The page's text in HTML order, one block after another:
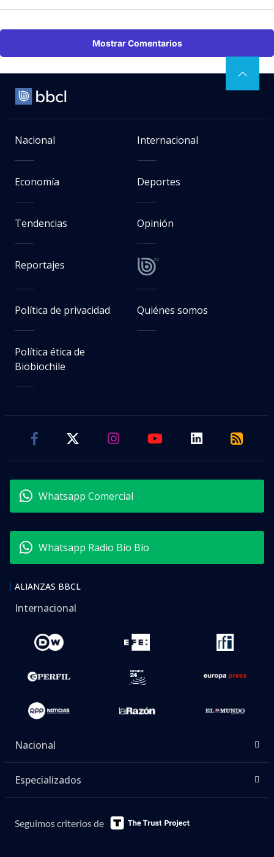
Mostrar Comentarios
Nacional Internacional
Economía Deportes
Tendencias Opinión
Reportajes
Política de privacidad Quiénes somos
Política ética de
Biobiochile
Whatsapp Comercial
Whatsapp Radio Bío Bío
ALIANZAS BBCL
Internacional
Nacional
Especializados
Seguimos criterios de